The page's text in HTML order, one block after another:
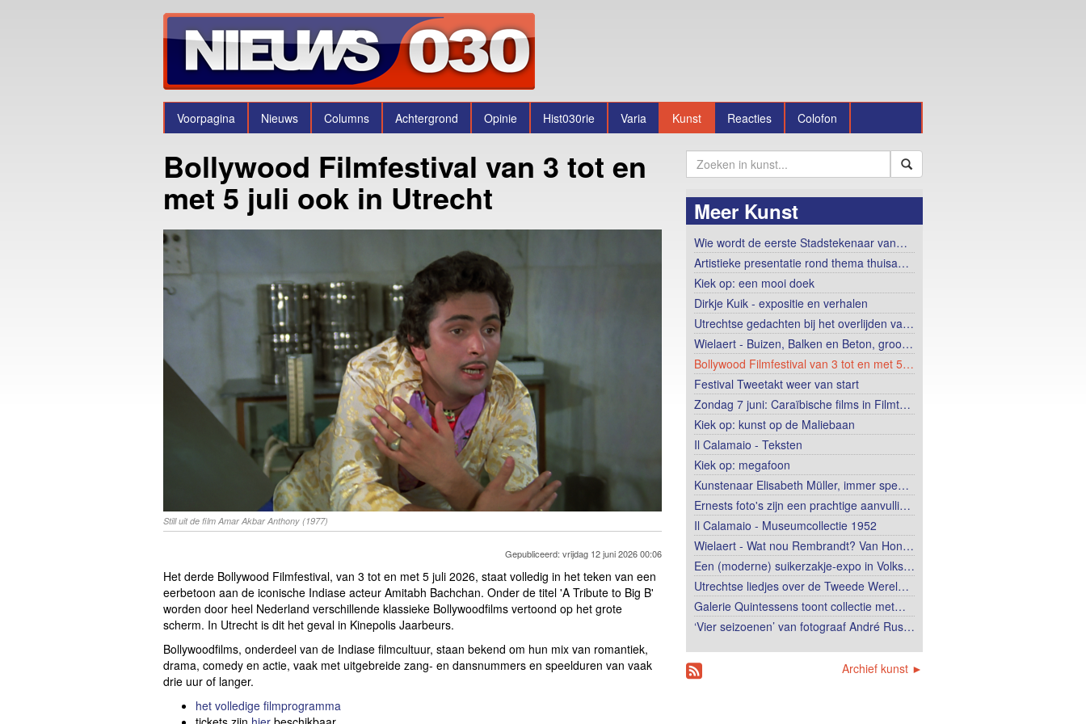
Voorpagina Nieuws Columns Achtergrond Opinie Hist030rie Varia Kunst Reacties Colofon
Bollywood Filmfestival van 3 tot en
met 5 juli ook in Utrecht
Still uit de film Amar Akbar Anthony (1977)
Gepubliceerd: vrijdag 12 juni 2026 00:06
Het derde Bollywood Filmfestival, van 3 tot en met 5 juli 2026, staat volledig in het teken van een
eerbetoon aan de iconische Indiase acteur Amitabh Bachchan. Onder de titel 'A Tribute to Big B'
worden door heel Nederland verschillende klassieke Bollywoodfilms vertoond op het grote
scherm. In Utrecht is dit het geval in Kinepolis Jaarbeurs.
Bollywoodfilms, onderdeel van de Indiase filmcultuur, staan bekend om hun mix van romantiek,
drama, comedy en actie, vaak met uitgebreide zang- en dansnummers en speelduren van vaak
drie uur of langer.
het volledige filmprogramma
Meer Kunst
Wie wordt de eerste Stadstekenaar van…
Artistieke presentatie rond thema thuisa…
Kiek op: een mooi doek
Dirkje Kuik - expositie en verhalen
Utrechtse gedachten bij het overlijden va…
Wielaert - Buizen, Balken en Beton, groo…
Bollywood Filmfestival van 3 tot en met 5…
Festival Tweetakt weer van start
Zondag 7 juni: Caraïbische films in Filmt…
Kiek op: kunst op de Maliebaan
Il Calamaio - Teksten
Kiek op: megafoon
Kunstenaar Elisabeth Müller, immer spe…
Ernests foto's zijn een prachtige aanvulli…
Il Calamaio - Museumcollectie 1952
Wielaert - Wat nou Rembrandt? Van Hon…
Een (moderne) suikerzakje-expo in Volks…
Utrechtse liedjes over de Tweede Werel…
Galerie Quintessens toont collectie met…
‘Vier seizoenen’ van fotograaf André Rus…
Archief kunst ►